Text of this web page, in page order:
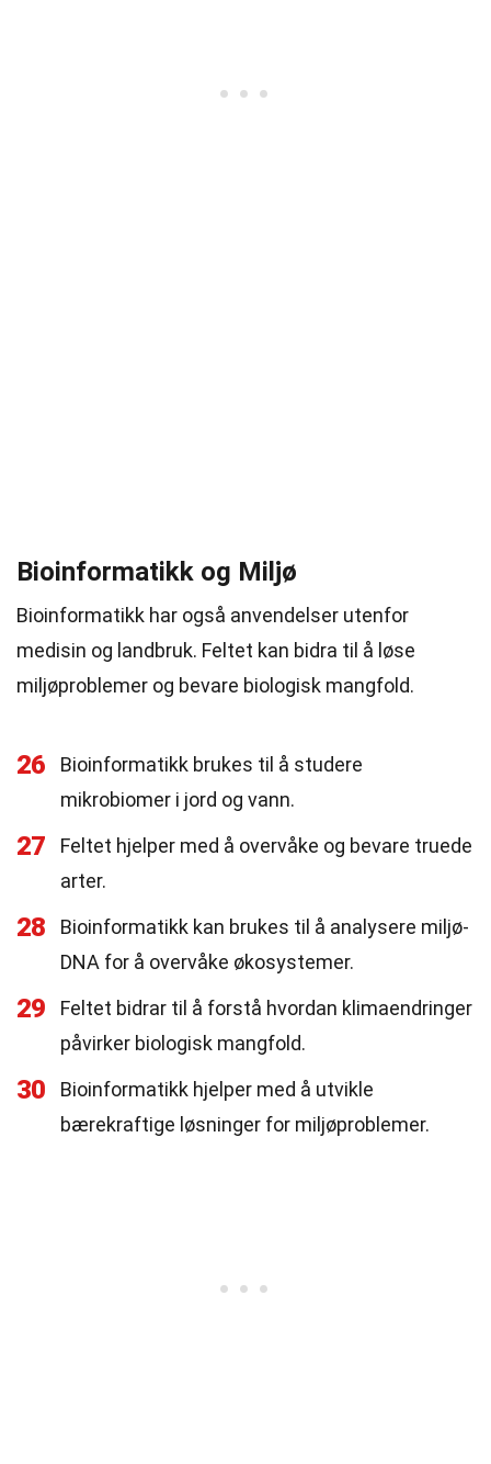
Bioinformatikk og Miljø
Bioinformatikk har også anvendelser utenfor
medisin og landbruk. Feltet kan bidra til å løse
miljøproblemer og bevare biologisk mangfold.
26
Bioinformatikk brukes til å studere
mikrobiomer i jord og vann.
27
Feltet hjelper med å overvåke og bevare truede
arter.
28
Bioinformatikk kan brukes til å analysere miljø-
DNA for å overvåke økosystemer.
29
Feltet bidrar til å forstå hvordan klimaendringer
påvirker biologisk mangfold.
30
Bioinformatikk hjelper med å utvikle
bærekraftige løsninger for miljøproblemer.